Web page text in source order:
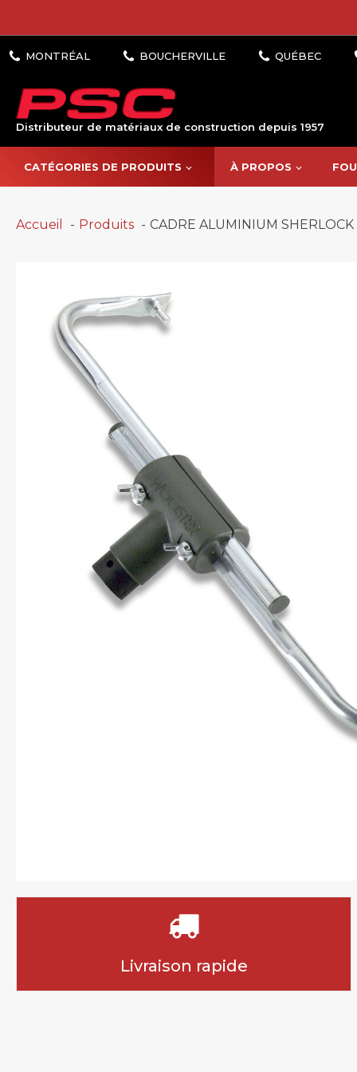
Distributeur de matériaux de construction depuis 1957
CATÉGORIES DE PRODUITS À PROPOS
Accueil Produits CADRE ALUMINIUM
Livraison rapide